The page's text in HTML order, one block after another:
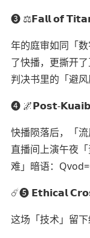
➌ ⚖️𝗙𝗮𝗹𝗹 𝗼𝗳
年的庭审如同「
了快播，更撕开
判决书里的「避
➍ 🌌𝗣𝗼𝘀𝘁-
快播陨落后，「
直播间上演午夜
难」暗语：
☄️➎ 𝗘𝘁𝗵𝗶𝗰𝗮𝗹
这场「技术」留下